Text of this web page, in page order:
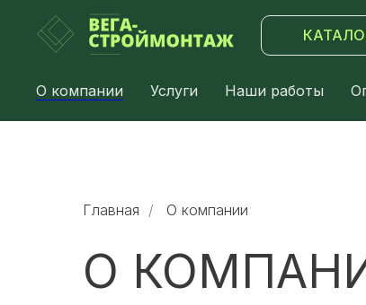
О компании Услуги Наши работы
Главная / О компании
О